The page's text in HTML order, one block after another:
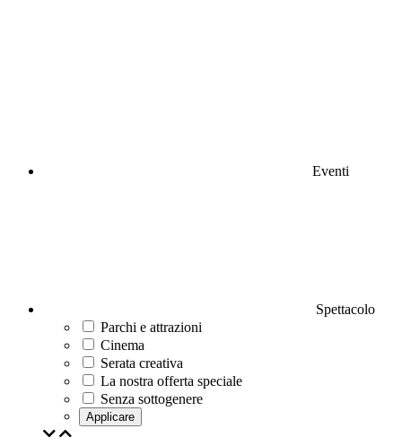
Eventi
Spettacolo
Parchi e attrazioni
Cinema
Serata creativa
La nostra offerta speciale
Senza sottogenere
Applicare